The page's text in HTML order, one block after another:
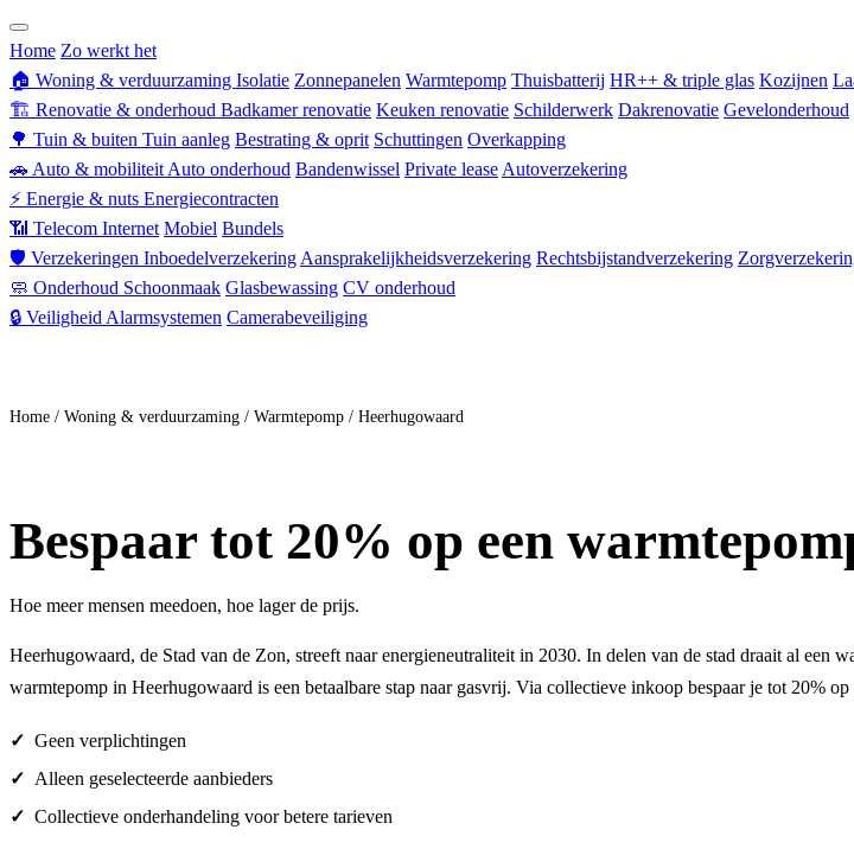
Home Zo werkt het
🏠 Woning & verduurzaming Isolatie Zonnepanelen Warmtepomp Thuisbatterij HR++ & triple glas Kozijnen
🏗 Renovatie & onderhoud Badkamer renovatie Keuken renovatie Schilderwerk Dakrenovatie Gevelonderhoud
🌳 Tuin & buiten Tuin aanleg Bestrating & oprit Schuttingen Overkapping
🚗 Auto & mobiliteit Auto onderhoud Bandenwissel Private lease Autoverzekering
⚡ Energie & nuts Energiecontracten
📶 Telecom Internet Mobiel Bundels
🛡 Verzekeringen Inboedelverzekering Aansprakelijkheidsverzekering Rechtsbijstandverzekering
🧼 Onderhoud Schoonmaak Glasbewassing CV onderhoud
🔒 Veiligheid Alarmsystemen Camerabeveiliging
Home / Woning & verduurzaming / Warmtepomp / Heerhugowaard
Bespaar tot 20% op een
Hoe meer mensen meedoen, hoe lager de prijs.
Heerhugowaard, de Stad van de Zon, streeft naar energieneutraliteit in 2030. In delen van de stad draait al een
warmtepomp in Heerhugowaard is een betaalbare stap naar gasvrij. Via collectieve inkoop bespaar je tot 20% op
Geen verplichtingen
Alleen geselecteerde aanbieders
Collectieve onderhandeling voor betere tarieven